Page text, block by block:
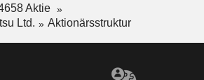
Aktie
Ltd.
Aktionärsstruktur